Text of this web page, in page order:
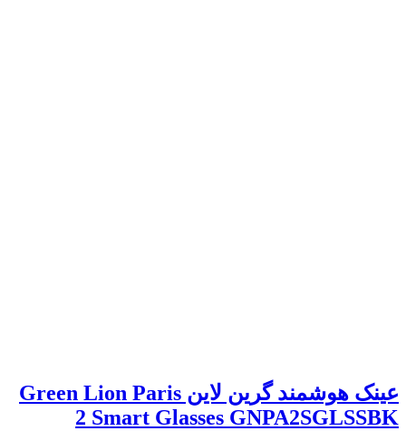
عینک هوشمند گرین لاین Green Lion Paris
2 Smart Glasses GNPA2SGLSSBK